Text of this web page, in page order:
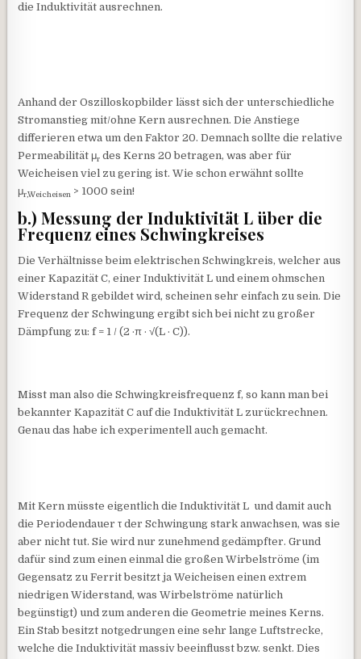
die Induktivität ausrechnen.
Anhand der Oszilloskopbilder lässt sich der unterschiedliche
Stromanstieg mit/ohne Kern ausrechnen. Die Anstiege
differieren etwa um den Faktor 20. Demnach sollte die relative
Permeabilität μr des Kerns 20 betragen, was aber für
Weicheisen viel zu gering ist. Wie schon erwähnt sollte
μr,Weicheisen > 1000 sein!
b.) Messung der Induktivität L über die
Frequenz eines Schwingkreises
Die Verhältnisse beim elektrischen Schwingkreis, welcher aus
einer Kapazität C, einer Induktivität L und einem ohmschen
Widerstand R gebildet wird, scheinen sehr einfach zu sein. Die
Frequenz der Schwingung ergibt sich bei nicht zu großer
Dämpfung zu: f = 1 / (2 ·π · √(L · C)).
Misst man also die Schwingkreisfrequenz f, so kann man bei
bekannter Kapazität C auf die Induktivität L zurückrechnen.
Genau das habe ich experimentell auch gemacht.
Mit Kern müsste eigentlich die Induktivität L und damit auch
die Periodendauer τ der Schwingung stark anwachsen, was sie
aber nicht tut. Sie wird nur zunehmend gedämpfter. Grund
dafür sind zum einen einmal die großen Wirbelströme (im
Gegensatz zu Ferrit besitzt ja Weicheisen einen extrem
niedrigen Widerstand, was Wirbelströme natürlich
begünstigt) und zum anderen die Geometrie meines Kerns.
Ein Stab besitzt notgedrungen eine sehr lange Luftstrecke,
welche die Induktivität massiv beeinflusst bzw. senkt. Dies